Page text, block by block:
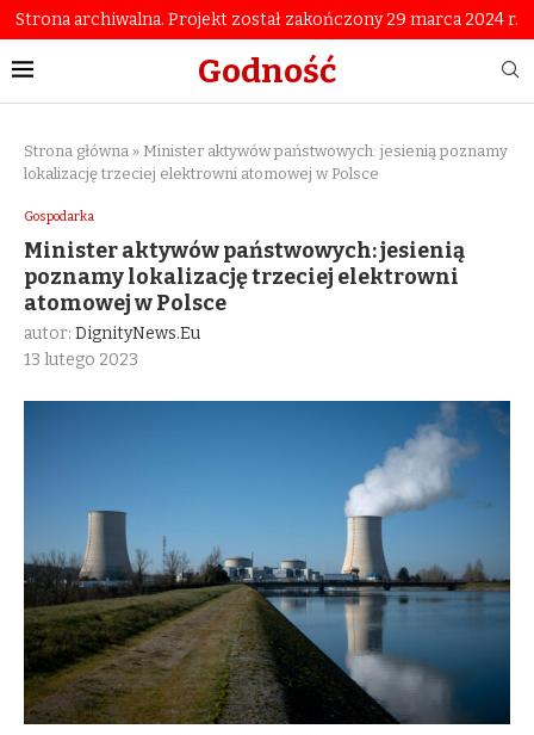
Strona archiwalna. Projekt został zakończony 29 marca 2024 r.
Godność
Strona główna » Minister aktywów państwowych: jesienią poznamy
lokalizację trzeciej elektrowni atomowej w Polsce
Gospodarka
Minister aktywów państwowych: jesienią
poznamy lokalizację trzeciej elektrowni
atomowej w Polsce
autor: DignityNews.eu
13 lutego 2023